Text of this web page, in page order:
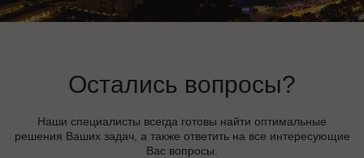
Остались вопросы?
Наши специалисты всегда готовы найти оптимальные
решения Ваших задач, а также ответить на все интересующие
Вас вопросы.